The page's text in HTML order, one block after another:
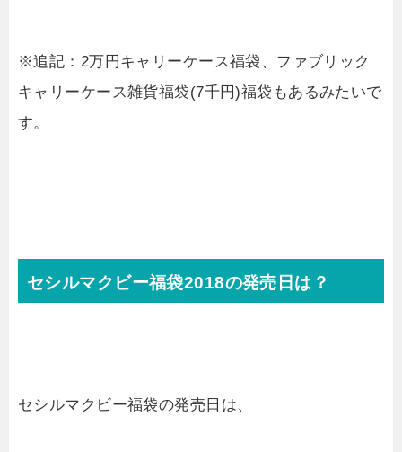
※追記：2万円キャリーケース福袋、ファブリック
キャリーケース雑貨福袋(7千円)福袋もあるみたいで
す。
セシルマクビー福袋2018の発売日は？
セシルマクビー福袋の発売日は、